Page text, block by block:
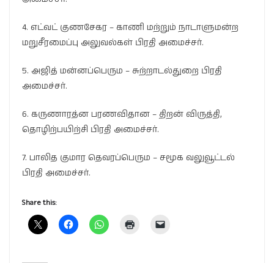
4. எட்வட் குணசேகர – காணி மற்றும் நாடாளுமன்ற
மறுசீரமைப்பு அலுவல்கள் பிரதி அமைச்சர்.
5. அஜித் மன்னப்பெரும – சுற்றாடல்துறை பிரதி
அமைச்சர்.
6. கருணாரத்ன பரணவிதான – திறன் விருத்தி,
தொழிற்பயிற்சி பிரதி அமைச்சர்.
7. பாலித குமார தெவரப்பெரும – சமூக வலுவூட்டல்
பிரதி அமைச்சர்.
Share this: